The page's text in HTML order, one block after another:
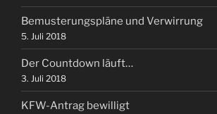
Bemusterungspläne und Verwirrung
5. Juli 2018
Der Countdown läuft…
3. Juli 2018
KFW-Antrag bewilligt